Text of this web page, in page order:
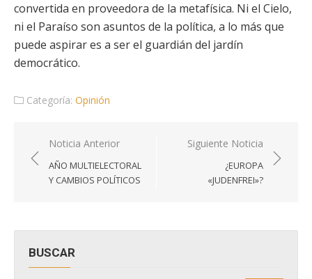
convertida en proveedora de la metafísica. Ni el Cielo,
ni el Paraíso son asuntos de la política, a lo más que
puede aspirar es a ser el guardián del jardín
democrático.
Categoría: Opinión
Navegación
de
entradas
Noticia Anterior
AÑO MULTIELECTORAL
Y CAMBIOS POLÍTICOS
Siguiente Noticia
¿EUROPA
«JUDENFREI»?
BUSCAR